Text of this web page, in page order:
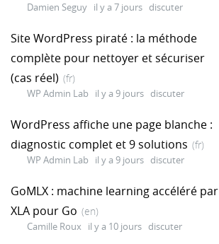
Damien Seguy il y a 7 jours discuter
Site WordPress piraté : la méthode
complète pour nettoyer et sécuriser
(cas réel) (fr)
WP Admin Lab il y a 9 jours discuter
WordPress affiche une page blanche :
diagnostic complet et 9 solutions (fr)
WP Admin Lab il y a 9 jours discuter
GoMLX : machine learning accéléré par
XLA pour Go (en)
Camille Roux il y a 10 jours discuter